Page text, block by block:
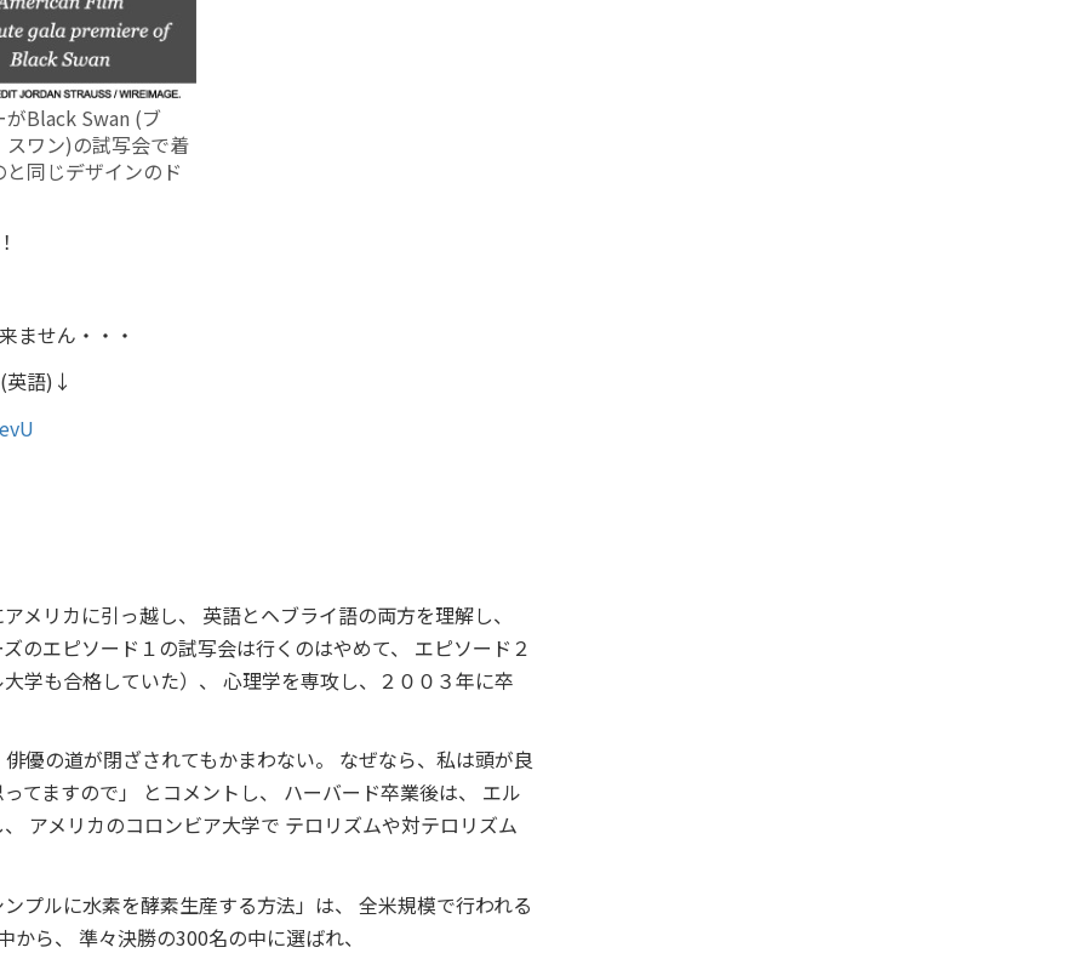
がBlack Swan (ブ
スワン)の試写会で着
と同じデザインのド
ません・・・
英語)↓
メリカに引っ越し、 英語とヘブライ語の両方を理解し、
のエピソード１の試写会は行くのはやめて、 エピソード２
学も合格していた）、 心理学を専攻し、２００３年に卒
優の道が閉ざされてもかまわない。 なぜなら、私は頭が良
てますので」 とコメントし、 ハーバード卒業後は、 エル
アメリカのコロンビア大学で テロリズムや対テロリズム
プルに水素を酵素生産する方法」は、 全米規模で行われる
ら、 準々決勝の300名の中に選ばれ、